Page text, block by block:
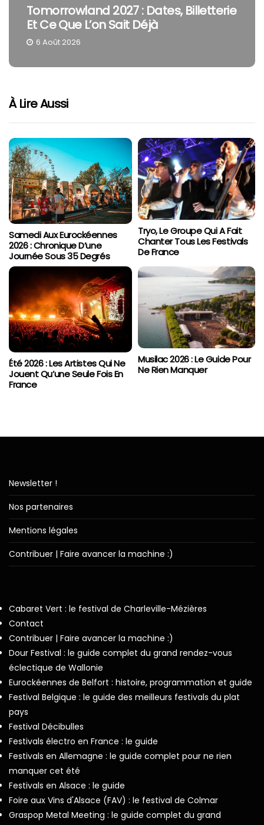
Tomorrowland 2027 : Dates, Billetterie
Et Ce Que L’on Sait Déjà
6 Août 2026
À Lire Aussi
Samedi Aux Eurockéennes
2026 : Chronique D’une
Journée Sous 35 Degrés
Tryo, Le Groupe Qui A Fait
Chanter Tous Les Festivals
De France
Été 2026 : Les Artistes Qui Ne
Jouent Qu’une Seule Fois En
France
Musilac 2026 : Le Guide Pour
Ne Rien Manquer
Newsletter !
Nos partenaires
Mentions légales
Contribuer | Faire avancer la machine :)
Cabaret Vert : le festival de Charleville-Mézières
Contact
Contribuer | Faire avancer la machine :)
Dour Festival : le guide complet du grand rendez-vous
éclectique de Wallonie
Eurockéennes de Belfort : histoire, programmation et guide
Festival Belgique : le guide des meilleurs festivals du plat
pays
Festival Décibulles
Festivals électro en France : le guide
Festivals en Allemagne : le guide complet pour ne rien
manquer cet été
Festivals en Alsace : le guide
Foire aux Vins d'Alsace (FAV) : le festival de Colmar
Graspop Metal Meeting : le guide complet du grand